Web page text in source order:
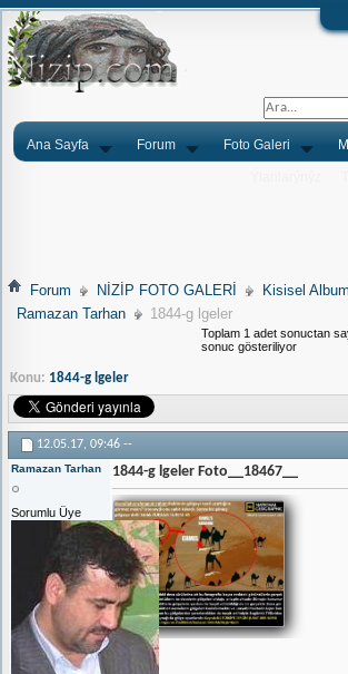
Ana Sayfa Forum Foto Galeri
Forum NİZİP FOTO GALERİ
Kisisel
Ramazan Tarhan
1844-g lgeler
Toplam 1 adet sonuctan
sonuc gösteriliyor
Konu: 1844-g lgeler
12.05.17, 09:46 --
Ramazan Tarhan
Sorumlu Üye
1844-g lgeler Foto__18467__